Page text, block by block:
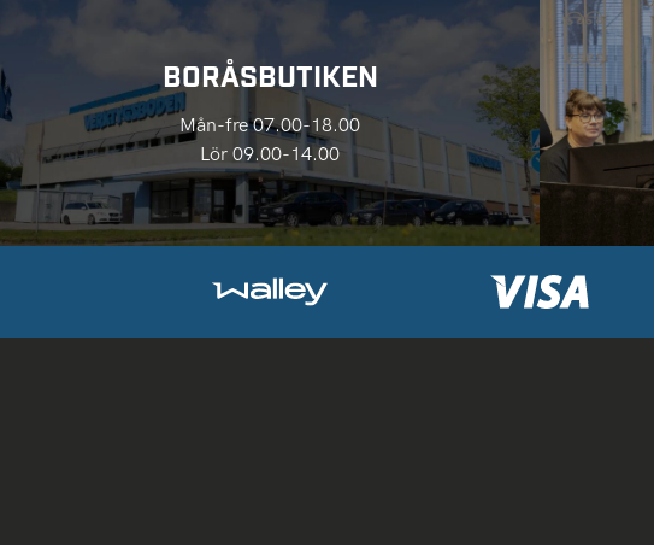
BORÅSBUTIKEN
Mån-fre 07.00-18.00
Lör 09.00-14.00